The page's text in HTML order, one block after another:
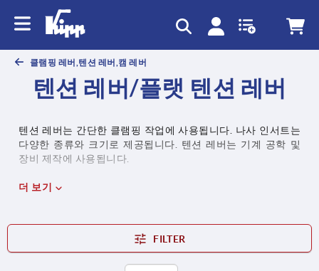
클램핑 레버,텐션 레버,캠 레버
텐션 레버/플랫 텐션 레버
텐션 레버는 간단한 클램핑 작업에 사용됩니다. 나사 인서트는
다양한 종류와 크기로 제공됩니다. 텐션 레버는 기계 공학 및
장비 제작에 사용됩니다.
더 보기
FILTER